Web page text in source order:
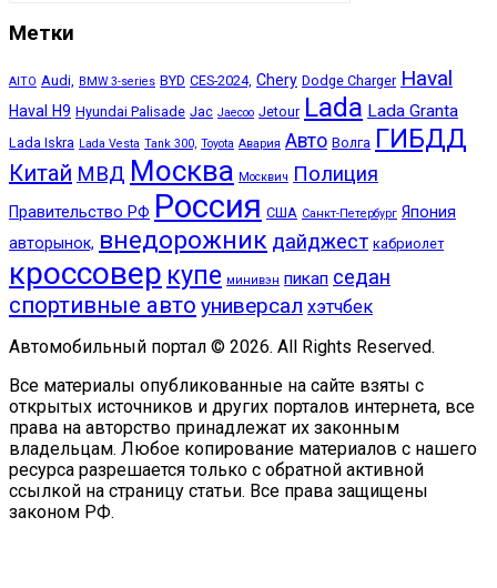
Метки
AITO Audi, BMW 3-series BYD CES-2024, Chery Dodge Charger Haval
Haval H9 Hyundai Palisade Jac Jaecoo Jetour Lada Lada Granta
Lada Iskra Lada Vesta Tank 300, Toyota Авария Авто Волга ГИБДД
Китай МВД Москва Москвич Полиция
Правительство РФ Россия США Санкт-Петербург Япония
авторынок, внедорожник дайджест кабриолет
кроссовер купе минивэн пикап седан
спортивные авто универсал хэтчбек
Автомобильный портал © 2026. All Rights Reserved.
Все материалы опубликованные на сайте взяты с
открытых источников и других порталов интернета, все
права на авторство принадлежат их законным
владельцам. Любое копирование материалов с нашего
ресурса разрешается только с обратной активной
ссылкой на страницу статьи. Все права защищены
законом РФ.